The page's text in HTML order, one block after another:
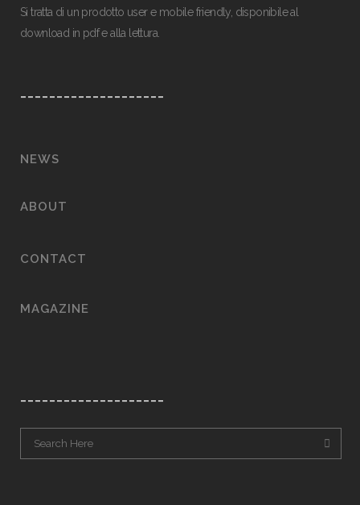
Si tratta di un prodotto user e mobile friendly, disponibile al
download in pdf e alla lettura.
NEWS
ABOUT
CONTACT
MAGAZINE